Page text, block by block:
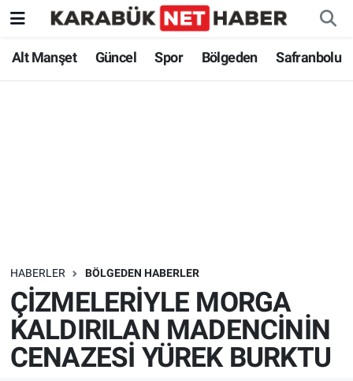
Alt Manşet Güncel Spor Bölgeden Safranbolu
HABERLER BÖLGEDEN HABERLER
ÇİZMELERİYLE MORGA
KALDIRILAN MADENCİNİN
CENAZESİ YÜREK BURKTU